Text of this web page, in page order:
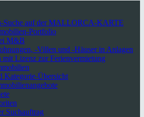
Suche auf der MALLORCA-KARTE
Portfolio
M&B
-Villen und -Häuser in Anlagen
mit Lizenz zur Ferienvermietung
Kategorie-Übersicht
Suchauftrag